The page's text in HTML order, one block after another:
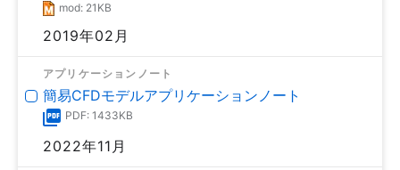
mod: 21KB
2019年02月
アプリケーションノート
簡易CFDモデルアプリケーションノート
PDF: 1433KB
2022年11月